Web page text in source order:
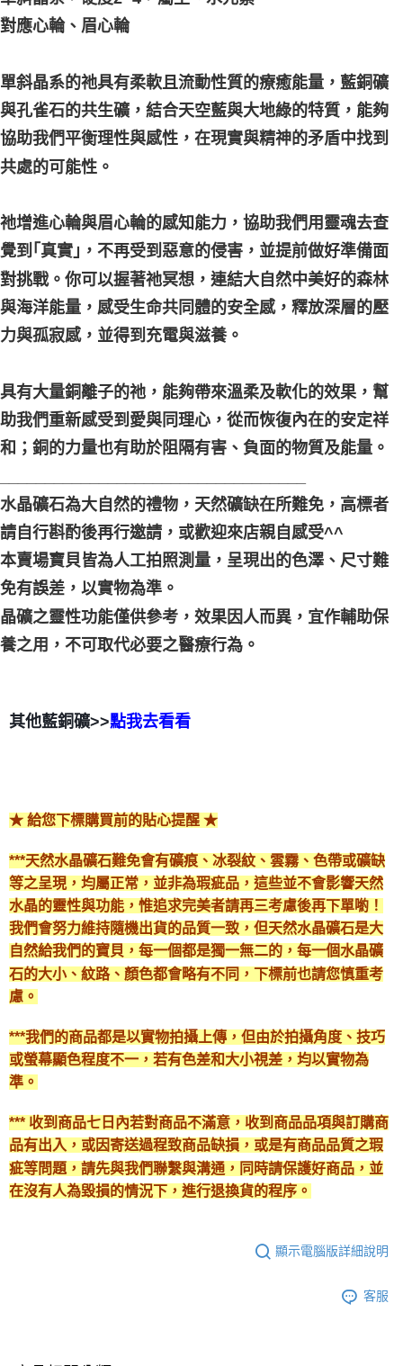
對應心輪、眉心輪
單斜晶系的祂具有柔軟且流動性質的療癒能量，藍銅礦
與孔雀石的共生礦，結合天空藍與大地綠的特質，能夠
協助我們平衡理性與感性，在現實與精神的矛盾中找到
共處的可能性。
祂增進心輪與眉心輪的感知能力，協助我們用靈魂去查
覺到｢真實｣，不再受到惡意的侵害，並提前做好準備面
對挑戰。你可以握著祂冥想，連結大自然中美好的森林
與海洋能量，感受生命共同體的安全感，釋放深層的壓
力與孤寂感，並得到充電與滋養。
具有大量銅離子的祂，能夠帶來溫柔及軟化的效果，幫
助我們重新感受到愛與同理心，從而恢復內在的安定祥
和；銅的力量也有助於阻隔有害、負面的物質及能量。
水晶礦石為大自然的禮物，天然礦缺在所難免，高標者
請自行斟酌後再行邀請，或歡迎來店親自感受^^
本賣場寶貝皆為人工拍照測量，呈現出的色澤、尺寸難
免有誤差，以實物為準。
晶礦之靈性功能僅供參考，效果因人而異，宜作輔助保
養之用，不可取代必要之醫療行為。
其他藍銅礦>>點我去看看
★ 給您下標購買前的貼心提醒 ★
***天然水晶礦石難免會有礦痕、冰裂紋、雲霧、色帶或礦缺
等之呈現，均屬正常，並非為瑕疵品，這些並不會影響天然
水晶的靈性與功能，惟追求完美者請再三考慮後再下單喲！
我們會努力維持隨機出貨的品質一致，但天然水晶礦石是大
自然給我們的寶貝，每一個都是獨一無二的，每一個水晶礦
石的大小、紋路、顏色都會略有不同，下標前也請您慎重考
慮。
***我們的商品都是以實物拍攝上傳，但由於拍攝角度、技巧
或螢幕顯色程度不一，若有色差和大小視差，均以實物為
準。
*** 收到商品七日內若對商品不滿意，收到商品品項與訂購商
品有出入，或因寄送過程致商品缺損，或是有商品品質之瑕
疵等問題，請先與我們聯繫與溝通，同時請保護好商品，並
在沒有人為毀損的情況下，進行退換貨的程序。
顯示電腦版詳細說明
客服